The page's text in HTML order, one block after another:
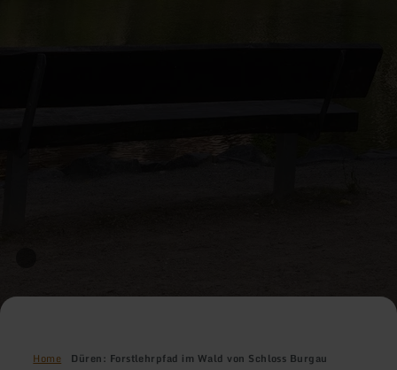
Home Düren: Forstlehrpfad im Wald von Schloss Burgau